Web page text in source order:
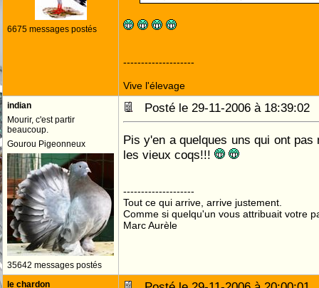
6675 messages postés
--------------------
Vive l'élevage
indian
Mourir, c'est partir
beaucoup.
Gourou Pigeonneux
35642 messages postés
Posté le 29-11-2006 à
Pis y'en a quelques uns qui ont
les vieux coqs!!!
--------------------
Tout ce qui arrive, arrive justement.
Comme si quelqu'un vous attribuait votre
Marc Aurèle
le chardon